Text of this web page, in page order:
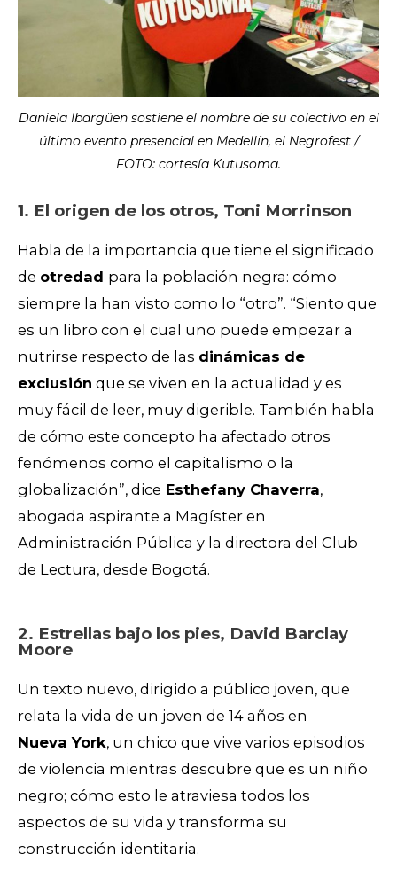
Daniela Ibargüen sostiene el nombre de su colectivo en el
último evento presencial en Medellín, el Negrofest /
FOTO: cortesía Kutusoma.
1. El origen de los otros, Toni Morrinson
Habla de la importancia que tiene el significado
de otredad para la población negra: cómo
siempre la han visto como lo “otro”. “Siento que
es un libro con el cual uno puede empezar a
nutrirse respecto de las dinámicas de
exclusión que se viven en la actualidad y es
muy fácil de leer, muy digerible. También habla
de cómo este concepto ha afectado otros
fenómenos como el capitalismo o la
globalización”, dice Esthefany Chaverra,
abogada aspirante a Magíster en
Administración Pública y la directora del Club
de Lectura, desde Bogotá.
2. Estrellas bajo los pies, David Barclay
Moore
Un texto nuevo, dirigido a público joven, que
relata la vida de un joven de 14 años en
Nueva York, un chico que vive varios episodios
de violencia mientras descubre que es un niño
negro; cómo esto le atraviesa todos los
aspectos de su vida y transforma su
construcción identitaria.